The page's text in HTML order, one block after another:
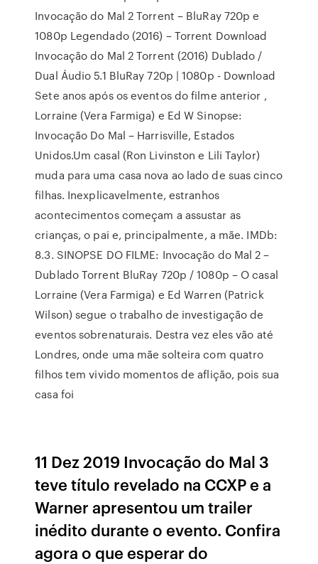
Invocação do Mal 2 Torrent – BluRay 720p e
1080p Legendado (2016) – Torrent Download
Invocação do Mal 2 Torrent (2016) Dublado /
Dual Áudio 5.1 BluRay 720p | 1080p - Download
Sete anos após os eventos do filme anterior ,
Lorraine (Vera Farmiga) e Ed W Sinopse:
Invocação Do Mal – Harrisville, Estados
Unidos.Um casal (Ron Livinston e Lili Taylor)
muda para uma casa nova ao lado de suas cinco
filhas. Inexplicavelmente, estranhos
acontecimentos começam a assustar as
crianças, o pai e, principalmente, a mãe. IMDb:
8.3. SINOPSE DO FILME: Invocação do Mal 2 –
Dublado Torrent BluRay 720p / 1080p – O casal
Lorraine (Vera Farmiga) e Ed Warren (Patrick
Wilson) segue o trabalho de investigação de
eventos sobrenaturais. Destra vez eles vão até
Londres, onde uma mãe solteira com quatro
filhos tem vivido momentos de aflição, pois sua
casa foi
11 Dez 2019 Invocação do Mal 3
teve título revelado na CCXP e a
Warner apresentou um trailer
inédito durante o evento. Confira
agora o que esperar do